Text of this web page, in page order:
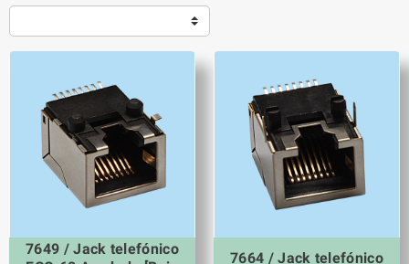
7649 / Jack telefónico
7664 / Jack telefónico